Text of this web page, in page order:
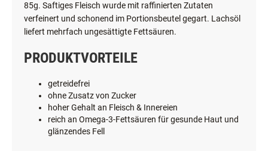
85g. Saftiges Fleisch wurde mit raffinierten Zutaten
verfeinert und schonend im Portionsbeutel gegart. Lachsöl
liefert mehrfach ungesättigte Fettsäuren.
PRODUKTVORTEILE
getreidefrei
ohne Zusatz von Zucker
hoher Gehalt an Fleisch & Innereien
reich an Omega-3-Fettsäuren für gesunde Haut und
glänzendes Fell